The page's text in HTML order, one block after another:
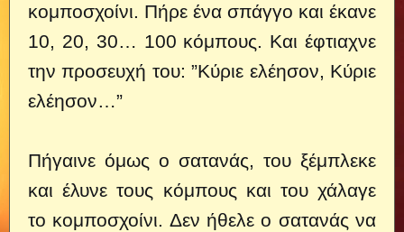
κομποσχοίνι. Πήρε ένα σπάγγο και έκανε
10, 20, 30… 100 κόμπους. Και έφτιαχνε
την προσευχή του: ”Κύριε ελέησον, Κύριε
ελέησον…”
Πήγαινε όμως ο σατανάς, του ξέμπλεκε
και έλυνε τους κόμπους και του χάλαγε
το κομποσχοίνι. Δεν ήθελε ο σατανάς να